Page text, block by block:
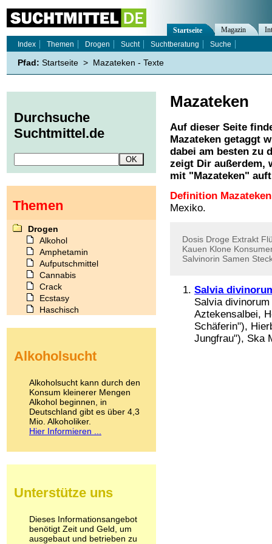
Mazateken
Auf dieser Seite
Mazateken getaggt
dabei am besten zu
zeigt Dir außerdem,
mit " Mazateken"
Definition
Mexiko.
Dosis Droge Extrakt
Kauen Klone
Salvinorin Samen
Salvia
Salvia
Aztekensalbei,
Schäferin"),
Jungfrau"), Ska
Startseite Magazin
Index
Themen Drogen Sucht Suchtberatung Suche
Pfad: Startseite > Mazateken - Texte
Durchsuche
Suchtmittel.de
Themen
Drogen
Alkohol
Amphetamin
Aufputschmittel
Cannabis
Crack
Ecstasy
Haschisch
Kokain
LSD
Marihuana
Medikamente
Meskalin
Metamphetamin
Methadon
Pilze
Psychopharmaka
Schlafmittel
Schmerzmittel
Alkoholsucht
Alkoholsucht kann durch den
Konsum kleinerer Mengen
Alkohol beginnen, in
Deutschland gibt es über 4,3
Mio. Alkoholiker.
Hier Informieren ...
Unterstütze uns
Dieses Informationsangebot
benötigt Zeit und Geld, um
ausgebaut und betrieben zu